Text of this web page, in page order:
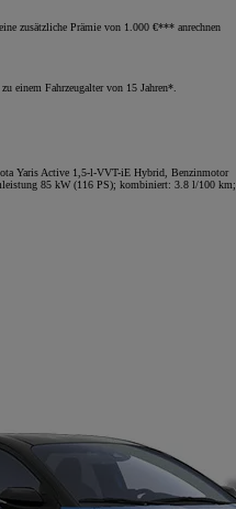
zusätzliche Prämie von 1.000 €*** anrechnen
einem Fahrzeugalter von 15 Jahren*.
Yaris Active 1,5-l-VVT-iE Hybrid, Benzinmotor
85 kW (116 PS); kombiniert: 3.8 l/100 km;